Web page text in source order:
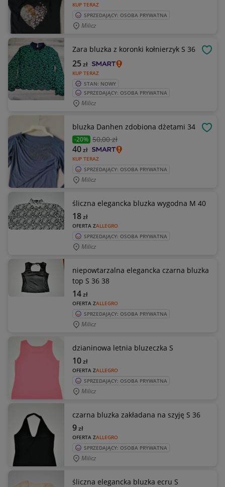
KUP TERAZ
SPRZEDAJĄCY: OSOBA PRYWATNA
Milicz
Zara bluzka z koronki kołnierzyk S 36
KUP TERAZ
25zł
STAN: NOWY
SPRZEDAJĄCY: OSOBA PRYWATNA
Milicz
bluzka Danhen zdobiona dżetami 34
-20% 50,00 zł
KUP TERAZ
40zł
SPRZEDAJĄCY: OSOBA PRYWATNA
Milicz
śliczna elegancka bluzka wygodna M 40
OFERTA ZALLEGRO
18zł
SPRZEDAJĄCY: OSOBA PRYWATNA
Milicz
niepowtarzalna elegancka czarna bluzka
top S 36 38
OFERTA ZALLEGRO
14zł
SPRZEDAJĄCY: OSOBA PRYWATNA
Milicz
dzianinowa letnia bluzeczka S
OFERTA ZALLEGRO
10zł
SPRZEDAJĄCY: OSOBA PRYWATNA
Milicz
czarna bluzka zakładana na szyję S 36
OFERTA ZALLEGRO
9zł
SPRZEDAJĄCY: OSOBA PRYWATNA
Milicz
śliczna elegancka bluzka ecru S